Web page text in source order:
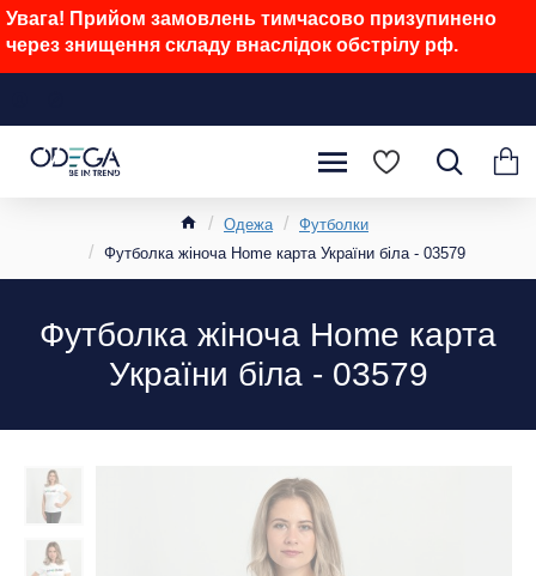
Увага! Прийом замовлень тимчасово призупинено
через знищення складу внаслідок обстрілу рф.
Одежа
Футболки
Футболка жіноча Home карта України біла - 03579
Футболка жіноча Home карта
України біла - 03579